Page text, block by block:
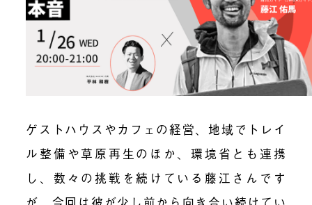
ゲストハウスやカフェの経営、地域でトレイ
ル整備や草原再生のほか、環境省とも連携
し、数々の挑戦を続けている藤江さんです